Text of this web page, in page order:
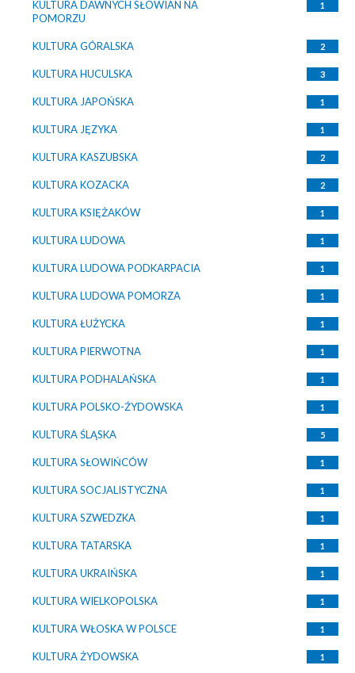
KULTURA DAWNYCH SŁOWIAN NA
POMORZU
1
KULTURA GÓRALSKA 2
KULTURA HUCULSKA 3
KULTURA JAPOŃSKA 1
KULTURA JĘZYKA 1
KULTURA KASZUBSKA 2
KULTURA KOZACKA 2
KULTURA KSIĘŻAKÓW 1
KULTURA LUDOWA 1
KULTURA LUDOWA PODKARPACIA 1
KULTURA LUDOWA POMORZA 1
KULTURA ŁUŻYCKA 1
KULTURA PIERWOTNA 1
KULTURA PODHALAŃSKA 1
KULTURA POLSKO-ŹYDOWSKA 1
KULTURA ŚLĄSKA 5
KULTURA SŁOWIŃCÓW 1
KULTURA SOCJALISTYCZNA 1
KULTURA SZWEDZKA 1
KULTURA TATARSKA 1
KULTURA UKRAIŃSKA 1
KULTURA WIELKOPOLSKA 1
KULTURA WŁOSKA W POLSCE 1
KULTURA ŻYDOWSKA 1